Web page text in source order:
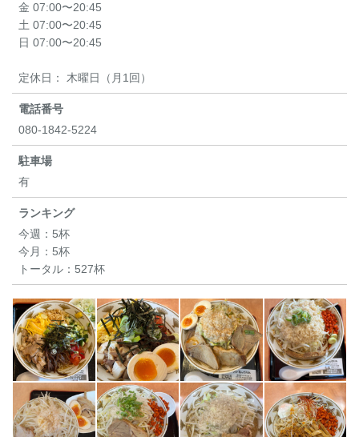
金 07:00〜20:45
土 07:00〜20:45
日 07:00〜20:45
定休日： 木曜日（月1回）
電話番号
080-1842-5224
駐車場
有
ランキング
今週： 5杯
今月： 5杯
トータル： 527杯